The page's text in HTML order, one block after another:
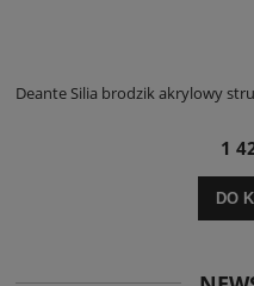
Deante Silia brodzik akrylowy
1
DO